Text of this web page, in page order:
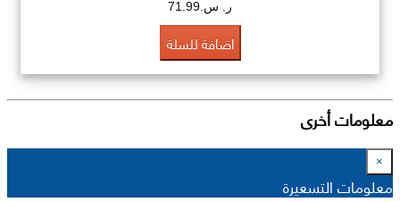
ر. س.71.99
اضافة للسلة
معلومات أخرى
×
معلومات التسعيرة